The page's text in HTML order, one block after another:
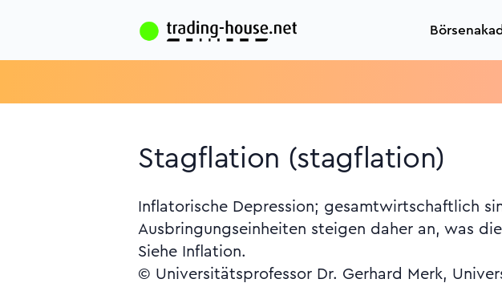
Stagflation (stagflation)
Inflatorische Depression; gesamtwirtschaftlich
Ausbringungseinheiten steigen daher an, was
Siehe Inflation.
© Universitätsprofessor Dr. Gerhard Merk,